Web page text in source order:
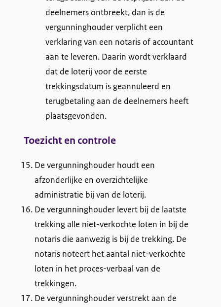
deelnemers ontbreekt, dan is de
vergunninghouder verplicht een
verklaring van een notaris of accountant
aan te leveren. Daarin wordt verklaard
dat de loterij voor de eerste
trekkingsdatum is geannuleerd en
terugbetaling aan de deelnemers heeft
plaatsgevonden.
Toezicht en controle
De vergunninghouder houdt een
afzonderlijke en overzichtelijke
administratie bij van de loterij.
De vergunninghouder levert bij de laatste
trekking alle niet-verkochte loten in bij de
notaris die aanwezig is bij de trekking. De
notaris noteert het aantal niet-verkochte
loten in het proces-verbaal van de
trekkingen.
De vergunninghouder verstrekt aan de